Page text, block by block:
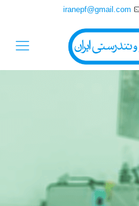
iranepf@gmail.com